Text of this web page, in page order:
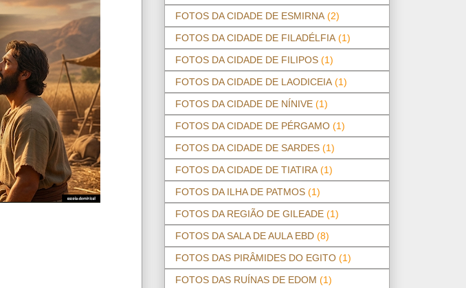
FOTOS DA CIDADE DE ESMIRNA (2)
FOTOS DA CIDADE DE FILADÉLFIA (1)
FOTOS DA CIDADE DE FILIPOS (1)
FOTOS DA CIDADE DE LAODICEIA (1)
FOTOS DA CIDADE DE NÍNIVE (1)
FOTOS DA CIDADE DE PÉRGAMO (1)
FOTOS DA CIDADE DE SARDES (1)
FOTOS DA CIDADE DE TIATIRA (1)
FOTOS DA ILHA DE PATMOS (1)
FOTOS DA REGIÃO DE GILEADE (1)
FOTOS DA SALA DE AULA EBD (8)
FOTOS DAS PIRÂMIDES DO EGITO (1)
FOTOS DAS RUÍNAS DE EDOM (1)